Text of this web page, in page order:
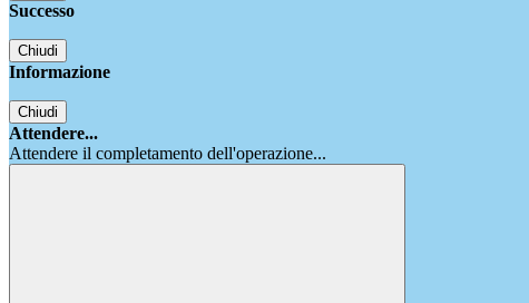
Successo
Chiudi
Informazione
Chiudi
Attendere...
Attendere il completamento dell'operazione...